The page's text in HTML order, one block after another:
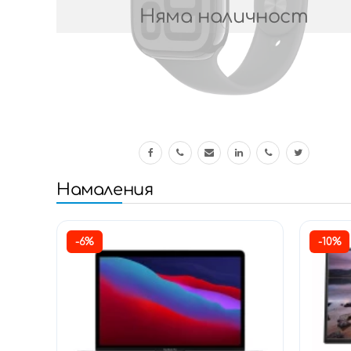
Няма наличност
Намаления
-6% -10%